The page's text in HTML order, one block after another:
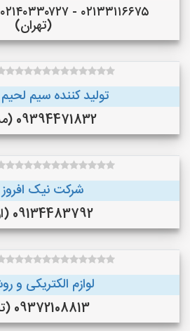
(تهران)
تولید کننده سیم
09394471832 (مشهد )
شرکت نیک افروز
09134483792 (اراک )
لوازم الکتریکی و
09372108813 (تبریز)